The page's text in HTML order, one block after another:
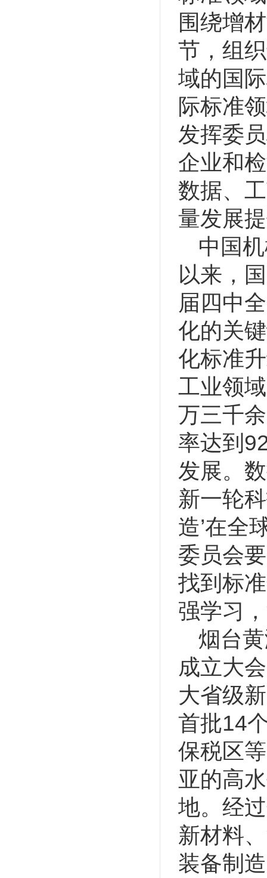
围绕增
节，组
域的国
际标准
发挥委
企业和
数据、
量发展
中国
以来，
届四中
化的关
化标准
工业领
万三千
率达到
发展。
新一轮
造’在全
委员会
找到标
强学习
烟台
成立大
大省级
首批14
保税区
亚的高
地。经
新材料
装备制